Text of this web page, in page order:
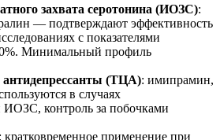
захвата серотонина (ИОЗС):
— подтверждают эффективность
с показателями
Минимальный профиль
антидепрессанты (ТЦА): имипрамин,
в случаях
ИОЗС, контроль за побочками
: кратковременное применение при